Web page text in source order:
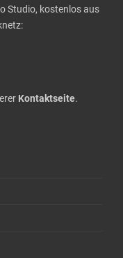
Studio, kostenlos aus
Kontaktseite.